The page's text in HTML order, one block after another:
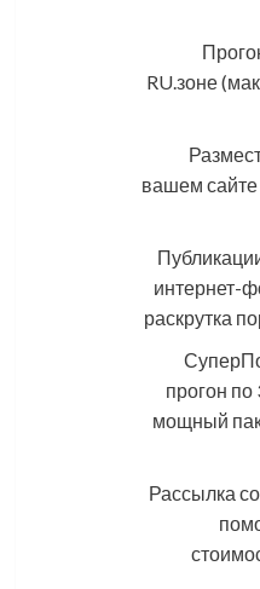
–
RU.зоне
–
вашем сайте
–
интернет-
раскрутка
–
прогон
мощный
– Рассылка